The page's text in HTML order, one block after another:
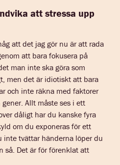
att stressa upp
att det jag gör nu är att rada
att bara fokusera på
man inte ska göra som
men det är idiotiskt att bara
och inte räkna med faktorer
Allt måste ses i ett
dåligt har du kanske fyra
om du exponeras för ett
inte tvättar händerna löper du
så. Det är för förenklat att